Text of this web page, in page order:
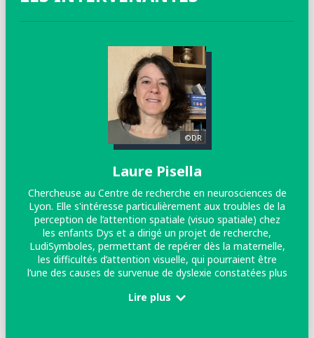
©DR
Laure Pisella
Chercheuse au Centre de recherche en neurosciences de
Lyon. Elle s'intéresse particulièrement aux troubles de la
perception de l’attention spatiale (visuo spatiale) chez
les enfants Dys et a dirigé un projet de recherche,
LudiSymboles, permettant de repérer dès la maternelle,
les difficultés d’attention visuelle, qui pourraient être
l’une des causes de survenue de dyslexie constatées plus
Lire plus